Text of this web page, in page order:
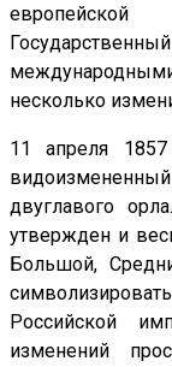
несколько
11 апреля
двуглавого
утвержден и
Большой,
Российской
изменений